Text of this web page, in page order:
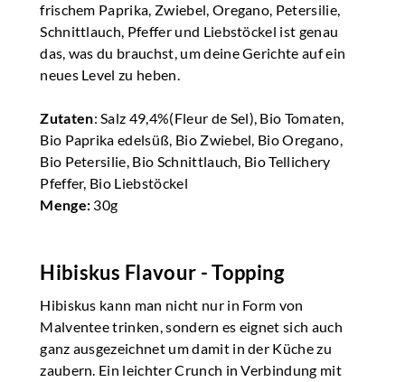
frischem Paprika, Zwiebel, Oregano, Petersilie,
Schnittlauch, Pfeffer und Liebstöckel ist genau
das, was du brauchst, um deine Gerichte auf ein
neues Level zu heben.
Zutaten: Salz 49,4%(Fleur de Sel), Bio Tomaten,
Bio Paprika edelsüß, Bio Zwiebel, Bio Oregano,
Bio Petersilie, Bio Schnittlauch, Bio Tellichery
Pfeffer, Bio Liebstöckel
Menge: 30g
Hibiskus Flavour - Topping
Hibiskus kann man nicht nur in Form von
Malventee trinken, sondern es eignet sich auch
ganz ausgezeichnet um damit in der Küche zu
zaubern. Ein leichter Crunch in Verbindung mit